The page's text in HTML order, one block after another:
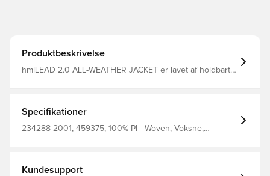
Produktbeskrivelse
hmlLEAD 2.0 ALL-WEATHER JACKET er lavet af holdbart
åndbarhed.
Specifikationer
234288-2001, 459375, 100% Pl - Woven, Voksne,
Kundesupport